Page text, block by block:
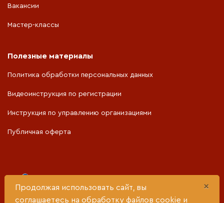
×
Продолжая использовать сайт, вы
соглашаетесь на обработку файлов cookie и
Вакансии
Мастер-классы
Полезные материалы
Политика обработки персональных данных
Видеоинструкция по регистрации
Инструкция по управлению организациями
Публичная оферта
Министерства социальной политики Свердловской